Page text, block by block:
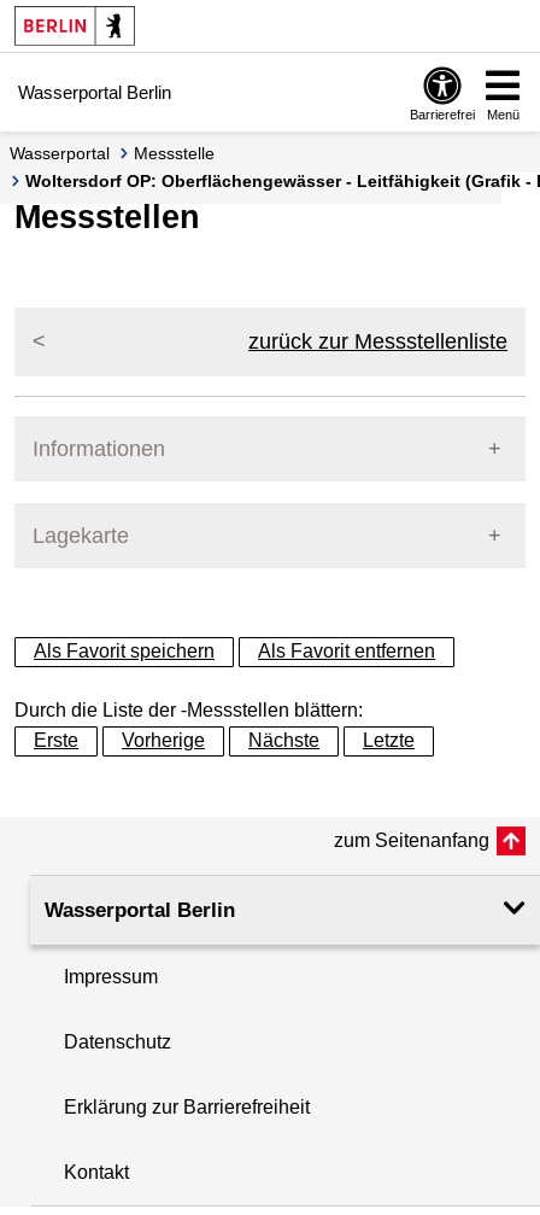
Springe zur Navigation
Springe zum Inhalt
Wasserportal Berlin
Barrierefrei Menü
Wasserportal
Messstelle
Woltersdorf OP: Oberflächengewässer - Leitfähigkeit (Grafik -
Messstellen
zurück zur Messstellenliste
Informationen
Lagekarte
+
−
+
Als Favorit speichern Als Favorit entfernen
Durch die Liste der -Messstellen blättern:
Erste
Vorherige Nächste Letzte
zum Seitenanfang
Wasserportal Berlin
Impressum
Datenschutz
Erklärung zur Barrierefreiheit
Kontakt